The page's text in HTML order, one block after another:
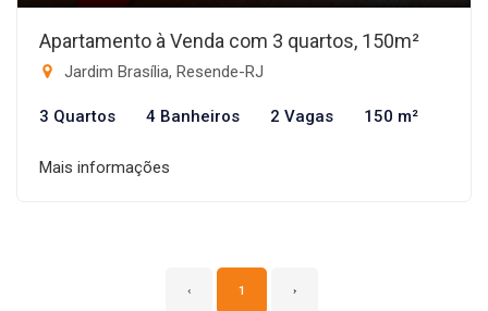
Apartamento à Venda com 3 quartos, 150m²
Jardim Brasília, Resende-RJ
3 Quartos 4 Banheiros 2 Vagas 150 m²
Mais informações
‹ 1 ›